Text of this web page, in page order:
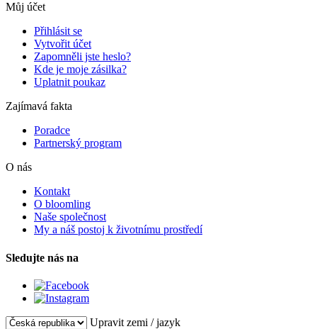
Můj účet
Přihlásit se
Vytvořit účet
Zapomněli jste heslo?
Kde je moje zásilka?
Uplatnit poukaz
Zajímavá fakta
Poradce
Partnerský program
O nás
Kontakt
O bloomling
Naše společnost
My a náš postoj k životnímu prostředí
Sledujte nás na
Upravit zemi / jazyk